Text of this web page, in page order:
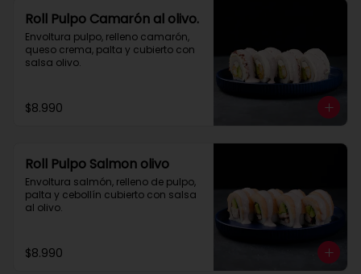
Roll Pulpo Camarón al olivo.
Envoltura pulpo, relleno camarón,
queso crema, palta y cubierto con
salsa olivo.
$8.990
Roll Pulpo Salmon olivo
Envoltura salmón, relleno de pulpo,
palta y cebollín cubierto con salsa
al olivo.
$8.990